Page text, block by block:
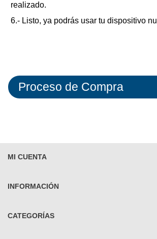
realizado.
6.- Listo, ya podrás usar tu dispositivo
Proceso de Compra
MI CUENTA
INFORMACIÓN
CATEGORÍAS